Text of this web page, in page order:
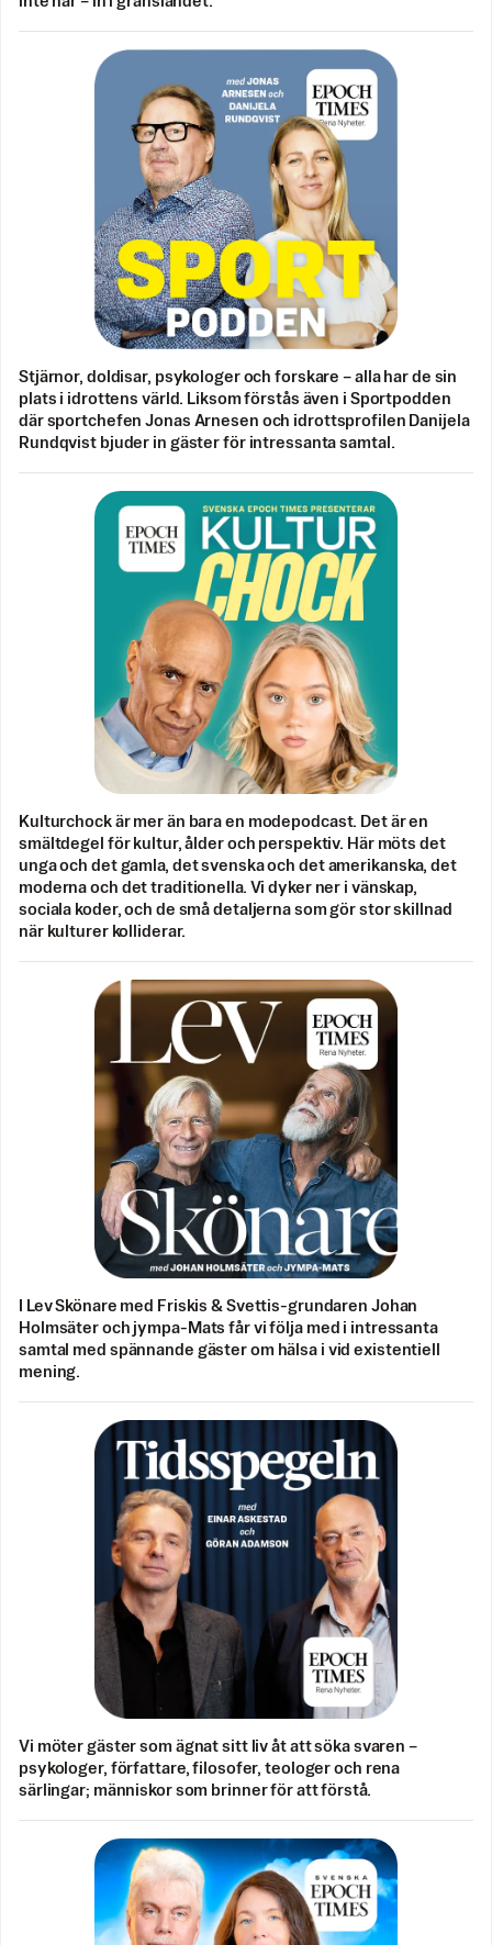
Stjärnor, doldisar, psykologer och forskare – alla har de sin
plats i idrottens värld. Liksom förstås även i Sportpodden
där sportchefen Jonas Arnesen och idrottsprofilen Danijela
Rundqvist bjuder in gäster för intressanta samtal.
Kulturchock är mer än bara en modepodcast. Det är en
smältdegel för kultur, ålder och perspektiv. Här möts det
unga och det gamla, det svenska och det amerikanska, det
moderna och det traditionella. Vi dyker ner i vänskap,
sociala koder, och de små detaljerna som gör stor skillnad
när kulturer kolliderar.
I Lev Skönare med Friskis & Svettis-grundaren Johan
Holmsäter och jympa-Mats får vi följa med i intressanta
samtal med spännande gäster om hälsa i vid existentiell
mening.
Vi möter gäster som ägnat sitt liv åt att söka svaren –
psykologer, författare, filosofer, teologer och rena
särlingar; människor som brinner för att förstå.